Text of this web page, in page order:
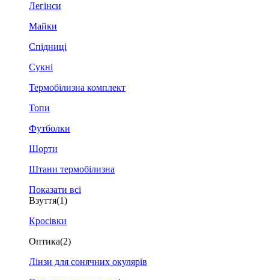
Легінси
Майки
Спідниці
Сукні
Термобілизна комплект
Топи
Футболки
Шорти
Штани термобілизна
Показати всі
Взуття(1)
Кросівки
Оптика(2)
Лінзи для сонячних окулярів